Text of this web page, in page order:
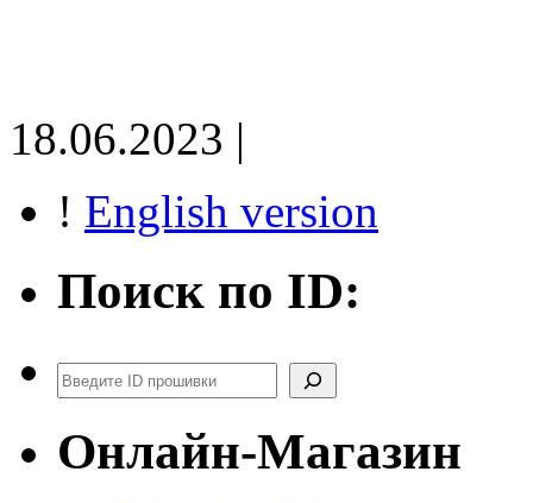
18.06.2023 |
! English version
Поиск по ID:
Поиск
Онлайн-Магазин